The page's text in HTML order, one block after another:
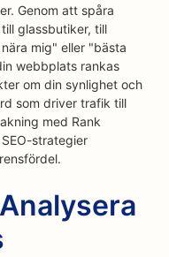
Genom att spåra
glassbutiker, till
mig" eller "bästa
webbplats rankas
om din synlighet och
som driver trafik till
med Rank
strategier